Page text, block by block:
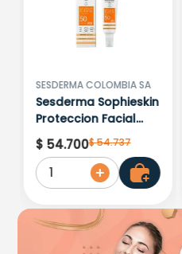
Más reciente
No hay
SESDERMA COLOMBIA SA
Sesderma Sophieskin
Proteccion Facial
Kids Hypoallergenic
Spf 500 Moisturising
$ 54.700$54.737
1